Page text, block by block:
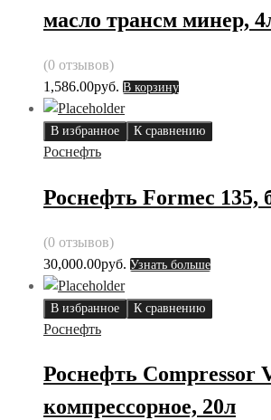
масло трансм минер,
(0 отзывов)
1,586.00руб. В корзину
В избранное К сравнению
Роснефть
Роснефть Formec 135,
(0 отзывов)
30,000.00руб. Узнать больше
В избранное К сравнению
Роснефть
Роснефть Compressor
компрессорное, 20л